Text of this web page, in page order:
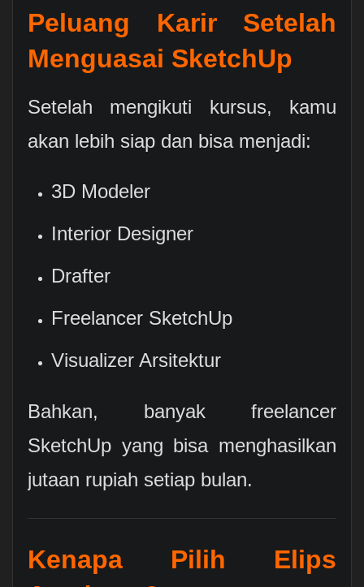
Peluang Karir Setelah
Menguasai SketchUp
Setelah mengikuti kursus, kamu
akan lebih siap dan bisa menjadi:
3D Modeler
Interior Designer
Drafter
Freelancer SketchUp
Visualizer Arsitektur
Bahkan, banyak freelancer
SketchUp yang bisa menghasilkan
jutaan rupiah setiap bulan.
Kenapa Pilih Elips